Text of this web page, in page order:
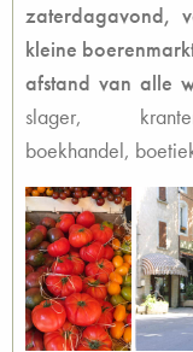
zaterdagavond,
kleine
afstand van alle
slager,
boekhandel,